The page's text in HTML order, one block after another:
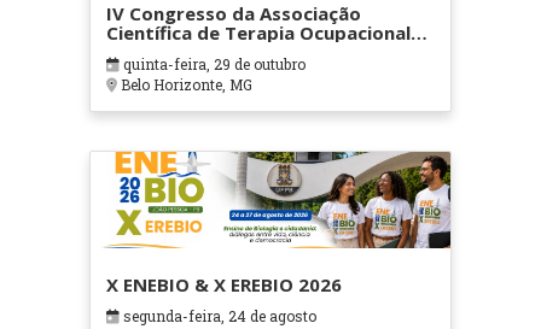
IV Congresso da Associação
Científica de Terapia Ocupacional
em Contextos Hospitalares e
Cuidados Paliativos - ATOHOSP
quinta-feira, 29 de outubro
Belo Horizonte, MG
X ENEBIO & X EREBIO 2026
segunda-feira, 24 de agosto